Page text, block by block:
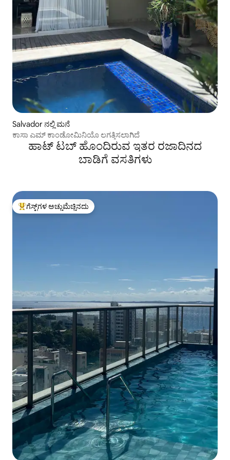
Salvador ನಲ್ಲಿ ಮನೆ
ಕಾಸಾ ಎಮ್ ಕಾಂಡೋಮಿನಿಯೊ ಲಗತ್ತಿಸಲಾಗಿದೆ
ಹಾಟ್ ಟಬ್ ಹೊಂದಿರುವ ಇತರ ರಜಾದಿನದ
ಬಾಡಿಗೆ ವಸತಿಗಳು
ಗೆಸ್ಟ್‌ಗಳಿಗೆ ಅತಿ ಹೆಚ್ಚು ಅಚ್ಚುಮೆಚ್ಚಿನದು
ಗೆಸ್ಟ್‌ಗಳ ಅಚ್ಚುಮೆಚ್ಚಿನದು